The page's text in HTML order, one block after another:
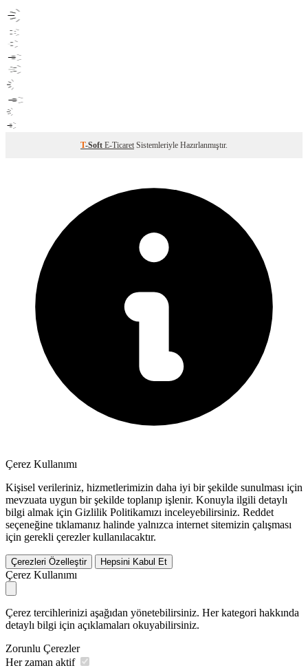
T-Soft E-Ticaret Sistemleriyle Hazırlanmıştır.
Çerez Kullanımı
Kişisel verileriniz, hizmetlerimizin daha iyi bir şekilde sunulması için
mevzuata uygun bir şekilde toplanıp işlenir. Konuyla ilgili detaylı
bilgi almak için Gizlilik Politikamızı inceleyebilirsiniz. Reddet
seçeneğine tıklamanız halinde yalnızca internet sitemizin çalışması
için gerekli çerezler kullanılacaktır.
Çerezleri Özelleştir Hepsini Kabul Et
Çerez Kullanımı
Çerez tercihlerinizi aşağıdan yönetebilirsiniz. Her kategori hakkında
detaylı bilgi için açıklamaları okuyabilirsiniz.
Zorunlu Çerezler
Her zaman aktif